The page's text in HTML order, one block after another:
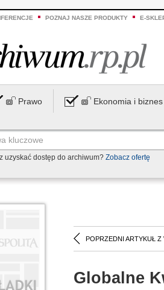
POZNAJ NASZE PRODUKTY E-
Prawo Ekonomia i biznes
uzyskać dostęp do archiwum? Zobacz ofertę
POPRZEDNI ARTYKUŁ Z
Globalne